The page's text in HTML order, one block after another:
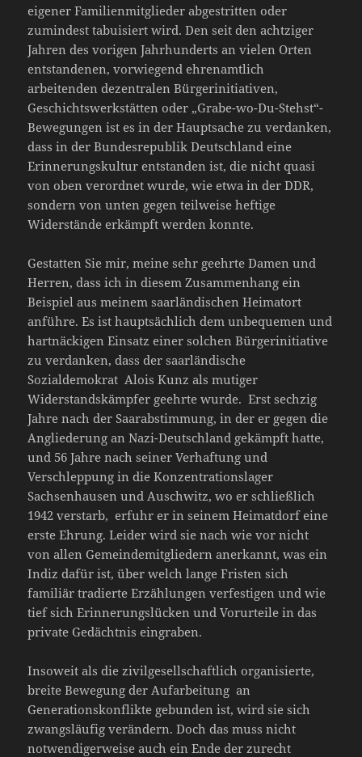
eigener Familienmitglieder abgestritten oder
zumindest tabuisiert wird. Den seit den achtziger
Jahren des vorigen Jahrhunderts an vielen Orten
entstandenen, vorwiegend ehrenamtlich
arbeitenden dezentralen Bürgerinitiativen,
Geschichtswerkstätten oder „Grabe-wo-Du-Stehst“-
Bewegungen ist es in der Hauptsache zu verdanken,
dass in der Bundesrepublik Deutschland eine
Erinnerungskultur entstanden ist, die nicht quasi
von oben verordnet wurde, wie etwa in der DDR,
sondern von unten gegen teilweise heftige
Widerstände erkämpft werden konnte.
Gestatten Sie mir, meine sehr geehrte Damen und
Herren, dass ich in diesem Zusammenhang ein
Beispiel aus meinem saarländischen Heimatort
anführe. Es ist hauptsächlich dem unbequemen und
hartnäckigen Einsatz einer solchen Bürgerinitiative
zu verdanken, dass der saarländische
Sozialdemokrat Alois Kunz als mutiger
Widerstandskämpfer geehrte wurde. Erst sechzig
Jahre nach der Saarabstimmung, in der er gegen die
Angliederung an Nazi-Deutschland gekämpft hatte,
und 56 Jahre nach seiner Verhaftung und
Verschleppung in die Konzentrationslager
Sachsenhausen und Auschwitz, wo er schließlich
1942 verstarb, erfuhr er in seinem Heimatdorf eine
erste Ehrung. Leider wird sie nach wie vor nicht
von allen Gemeindemitgliedern anerkannt, was ein
Indiz dafür ist, über welch lange Fristen sich
familiär tradierte Erzählungen verfestigen und wie
tief sich Erinnerungslücken und Vorurteile in das
private Gedächtnis eingraben.
Insoweit als die zivilgesellschaftlich organisierte,
breite Bewegung der Aufarbeitung an
Generationskonflikte gebunden ist, wird sie sich
zwangsläufig verändern. Doch das muss nicht
notwendigerweise auch ein Ende der zurecht